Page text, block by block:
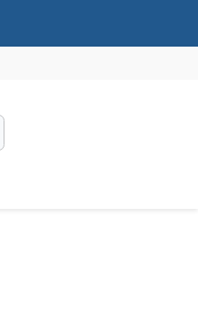
Otsi kodulehelt
Otsi